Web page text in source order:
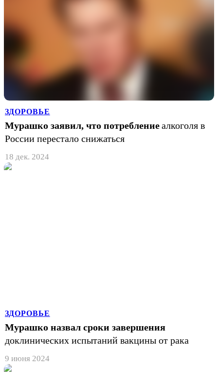
ЗДОРОВЬЕ
Мурашко заявил, что потреблениеалкоголя в
России перестало снижаться
18 дек. 2024
ЗДОРОВЬЕ
Мурашко назвал сроки завершения
доклинических испытаний вакцины от рака
9 июня 2024